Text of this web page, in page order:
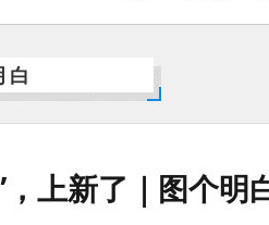
白
上新了｜图个明